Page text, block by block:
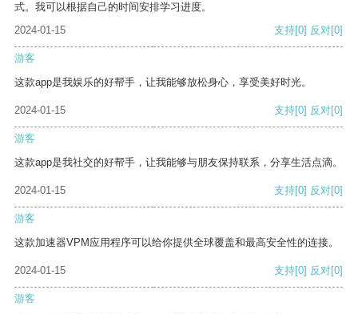
式。我可以根据自己的时间安排学习进度。
2024-01-15
支持[0] 反对[0]
游客
这款app是我娱乐的好帮手，让我能够放松身心，享受美好时光。
2024-01-15 支持[0] 反对[0]
游客
这款app是我社交的好帮手，让我能够与朋友保持联系，分享生活点滴。
2024-01-15 支持[0] 反对[0]
游客
这款加速器VPM应用程序可以给你提供全球覆盖和最高安全性的连接。
2024-01-15 支持[0] 反对[0]
游客